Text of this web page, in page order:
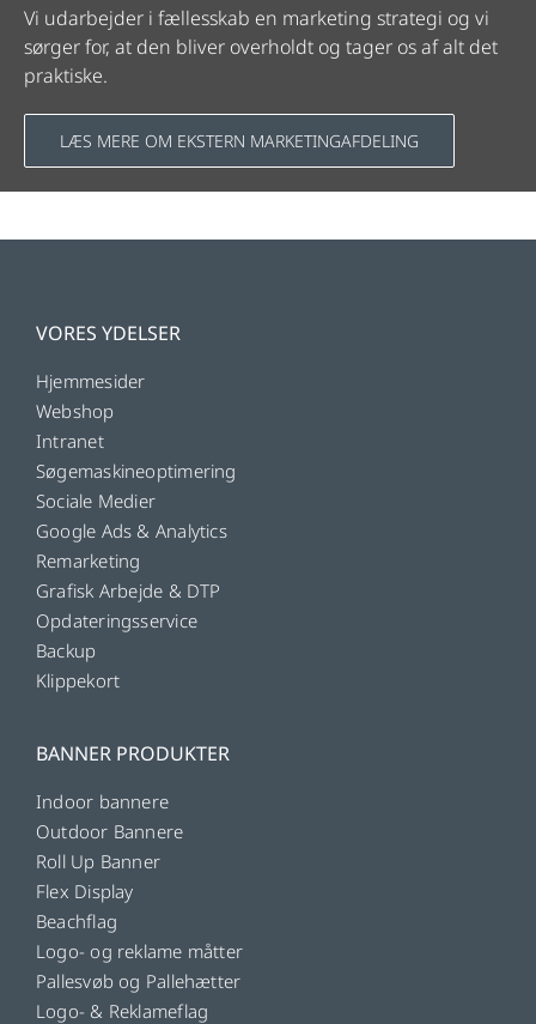
Vi udarbejder i fællesskab en marketing strategi og vi
sørger for, at den bliver overholdt og tager os af alt det
praktiske.
LÆS MERE OM EKSTERN MARKETINGAFDELING
VORES YDELSER
Hjemmesider
Webshop
Intranet
Søgemaskineoptimering
Sociale Medier
Google Ads & Analytics
Remarketing
Grafisk Arbejde & DTP
Opdateringsservice
Backup
Klippekort
BANNER PRODUKTER
Indoor bannere
Outdoor Bannere
Roll Up Banner
Flex Display
Beachflag
Logo- og reklame måtter
Pallesvøb og Pallehætter
Logo- & Reklameflag